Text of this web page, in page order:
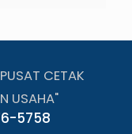
CETAK
USAHA"
5758